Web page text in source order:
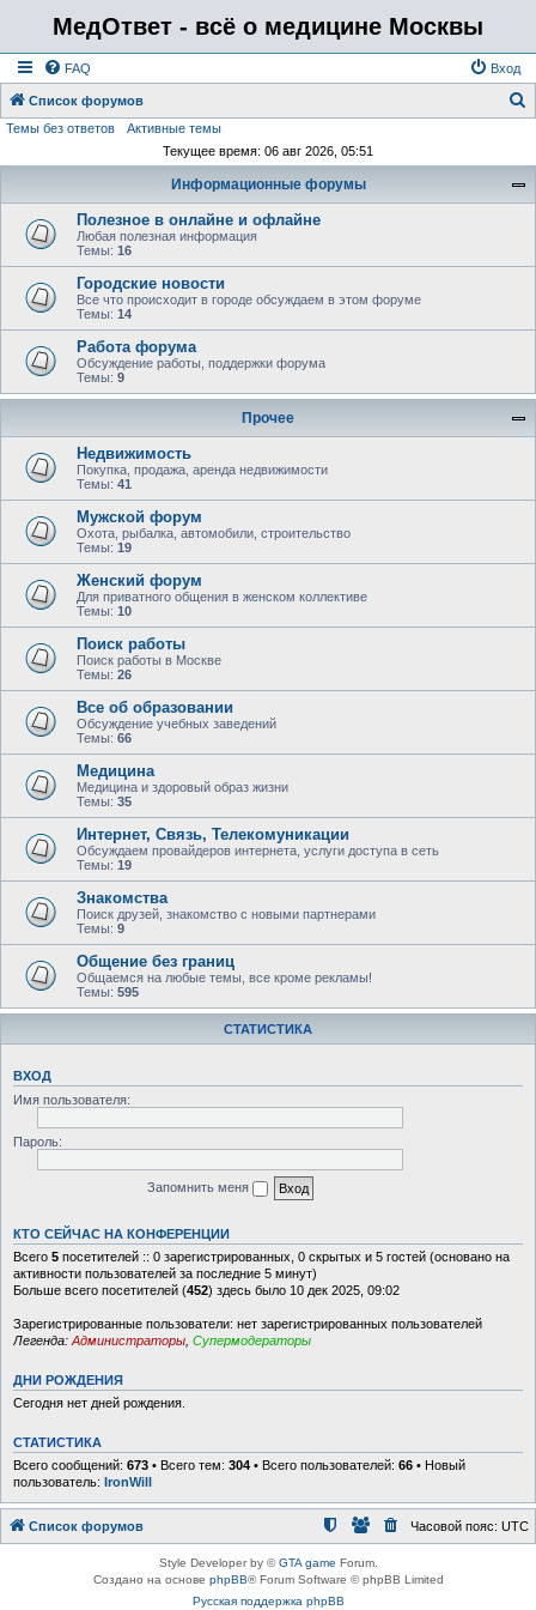
МедОтвет - всё о медицине Москвы
FAQ Вход
Список форумов
Темы без ответов
Активные темы
Текущее время: 06 авг 2026, 05:51
Информационные форумы
Полезное в онлайне и офлайне
Любая полезная информация
Темы: 16
Городские новости
Все что происходит в городе обсуждаем в этом форуме
Темы: 14
Работа форума
Обсуждение работы, поддержки форума
Темы: 9
Прочее
Недвижимость
Покупка, продажа, аренда недвижимости
Темы: 41
Мужской форум
Охота, рыбалка, автомобили, строительство
Темы: 19
Женский форум
Для приватного общения в женском коллективе
Темы: 10
Поиск работы
Поиск работы в Москве
Темы: 26
Все об образовании
Обсуждение учебных заведений
Темы: 66
Медицина
Медицина и здоровый образ жизни
Темы: 35
Интернет, Связь, Телекомуникации
Обсуждаем провайдеров интернета, услуги доступа в сеть
Темы: 19
Знакомства
Поиск друзей, знакомство с новыми партнерами
Темы: 9
Общение без границ
Общаемся на любые темы, все кроме рекламы!
Темы: 595
СТАТИСТИКА
ВХОД
Имя пользователя:
Пароль:
Запомнить меня
КТО СЕЙЧАС НА КОНФЕРЕНЦИИ
Всего 5 посетителей :: 0 зарегистрированных, 0 скрытых и 5 гостей (основано на
активности пользователей за последние 5 минут)
Больше всего посетителей (452) здесь было 10 дек 2025, 09:02
Зарегистрированные пользователи: нет зарегистрированных пользователей
Легенда: Администраторы Супермодераторы
ДНИ РОЖДЕНИЯ
Сегодня нет дней рождения.
СТАТИСТИКА
Всего сообщений: 673 • Всего тем: 304 • Всего пользователей: 66 • Новый
пользователь: IronWill
Список форумов Часовой пояс: UTC
Style Developer by ©GTA game Forum.
Создано на основе phpBB® Forum Software © phpBB Limited
Русская поддержка phpBB